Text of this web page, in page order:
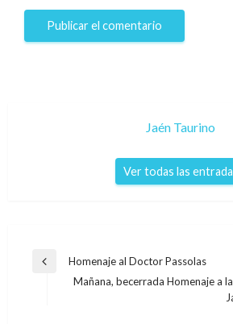
Jaén Taurino
Ver todas las
Navegación
Entrada
Homenaje al Doctor Passolas
Mañana, becerrada Homenaje a